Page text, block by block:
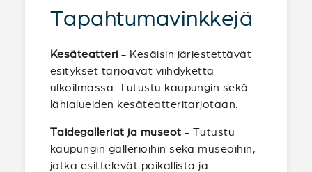
Tapahtumavinkkejä
Kesäteatteri - Kesäisin järjestettävät
esitykset tarjoavat viihdykettä
ulkoilmassa. Tutustu kaupungin sekä
lähialueiden kesäteatteritarjotaan.
Taidegalleriat ja museot - Tutustu
kaupungin gallerioihin sekä museoihin,
jotka esittelevät paikallista ja